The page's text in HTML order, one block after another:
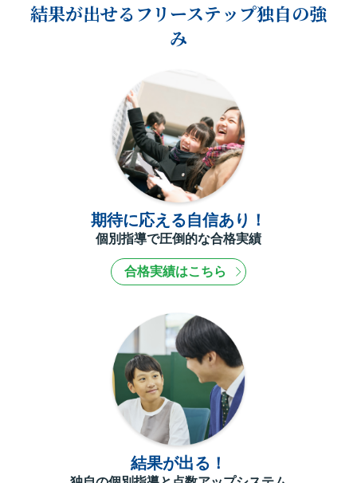
結果が出せるフリーステップ独自の強
み
期待に応える自信あり！
個別指導で圧倒的な合格実績
合格実績はこちら
結果が出る！